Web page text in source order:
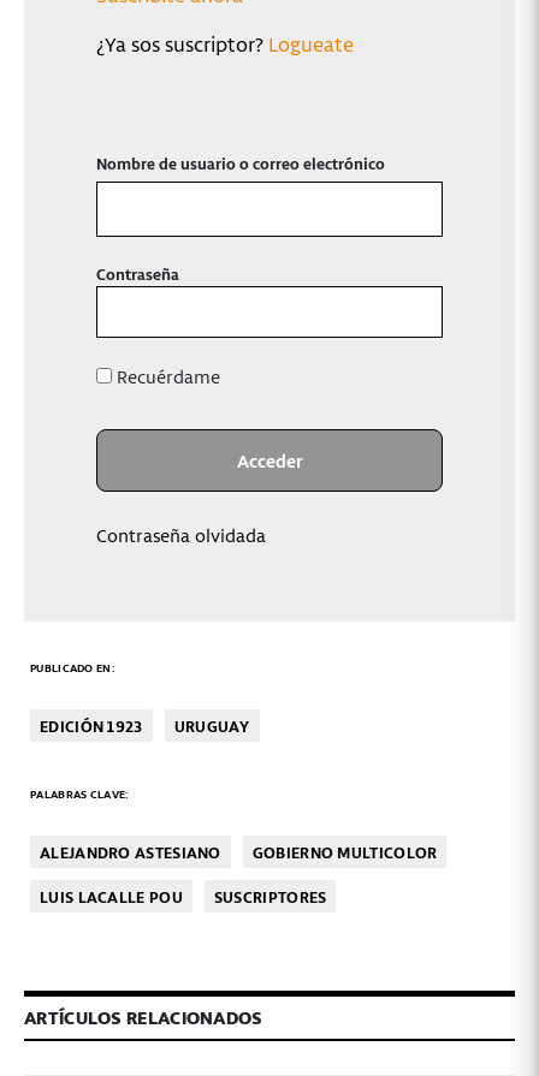
¿Ya sos suscriptor? Logueate
Nombre de usuario o correo electrónico
Contraseña
Recuérdame
Contraseña olvidada
PUBLICADO EN:
EDICIÓN 1923 URUGUAY
PALABRAS CLAVE:
ALEJANDRO ASTESIANO
GOBIERNO MULTICOLOR
LUIS LACALLE POU
SUSCRIPTORES
ARTÍCULOS RELACIONADOS